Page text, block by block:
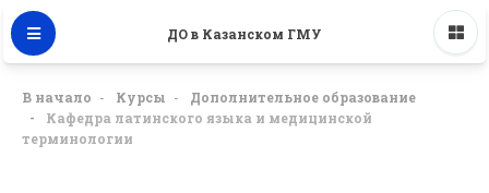
ДО в Казанском ГМУ
В начало Курсы
Дополнительное образование
Кафедра латинского языка и медицинской
терминологии